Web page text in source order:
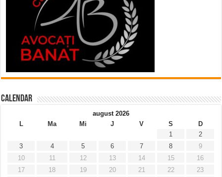
Calendar
august 2026
L
Ma Mi J V S
D
1
2
3
4 5 6 7 8
9
10
11 12 13 14 15
16
17
18 19 20 21 22
23